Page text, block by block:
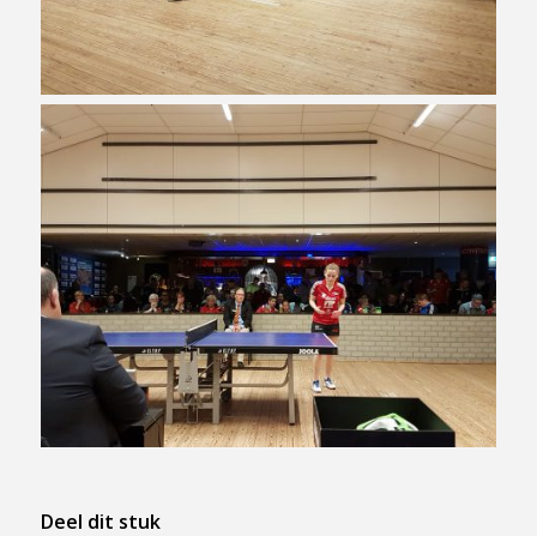
Deel dit stuk